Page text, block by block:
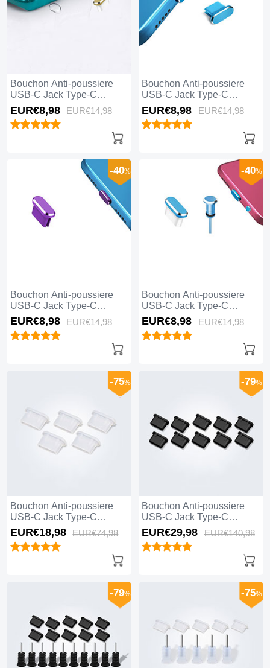
Bouchon Anti-poussiere
USB-C Jack Type-C
Universel H16 pour Apple
iPhone 15 Pro Max Or
EUR€8,98 EUR€14,98
Bouchon Anti-poussiere
USB-C Jack Type-C
Universel H14 pour Apple
iPhone 15 Pro Max Bleu
EUR€8,98 EUR€14,98
Bouchon Anti-poussiere
USB-C Jack Type-C
Universel H13 pour Apple
iPhone 15 Pro Max Violet
-40%
EUR€8,98 EUR€14,98
Bouchon Anti-poussiere
USB-C Jack Type-C
Universel H12 pour Apple
iPhone 15 Pro Max Bleu
-40%
EUR€8,98 EUR€14,98
Bouchon Anti-poussiere
USB-C Jack Type-C
Universel 5PCS H01 pour
Apple iPhone 15 Pro Max
Blanc
-75%
EUR€18,98 EUR€74,98
Bouchon Anti-poussiere
USB-C Jack Type-C
Universel 10PCS H01 pour
Apple iPhone 15 Pro Max
Noir
-79%
EUR€29,98 EUR€140,98
-79% -75%